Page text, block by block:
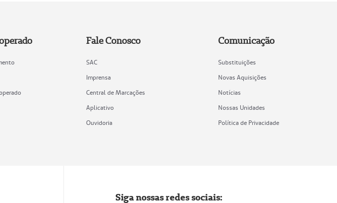
Fale Conosco
SAC
Imprensa
Central de Marcações
Aplicativo
Ouvidoria
Comunicação
Substituições
Novas Aquisições
Notícias
Nossas Unidades
Política de Privacidade
Siga nossas redes sociais: